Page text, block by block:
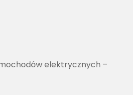
elektrycznych –